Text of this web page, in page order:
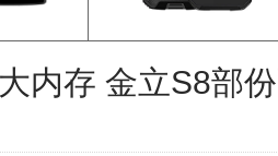
内存 金立S8部